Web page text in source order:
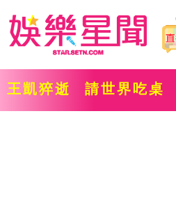
王凱猝逝 請世界吃桌